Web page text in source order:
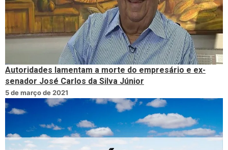
Autoridades lamentam a morte do empresário e ex-
senador José Carlos da Silva Júnior
5 de março de 2021